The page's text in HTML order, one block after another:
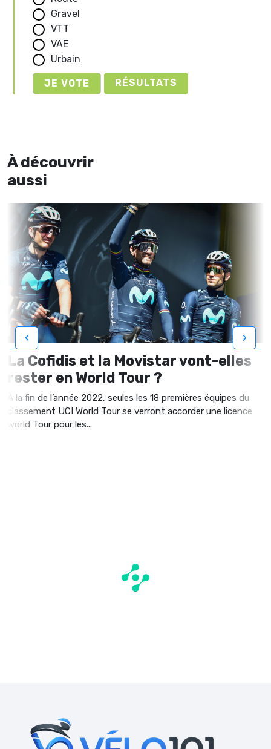
Gravel
VTT
VAE
Urbain
RÉSULTATS
À découvrir
aussi
La Cofidis et la Movistar vont-elles
rester en World Tour ?
À la fin de l’année 2022, seules les 18 premières équipes du
classement UCI World Tour se verront accorder une licence
world Tour pour les...
‹ ›